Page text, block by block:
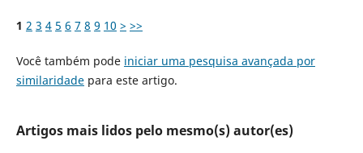
1 2 3 4 5 6 7 8 9 10 > >>
Você também pode iniciar uma pesquisa avançada por
similaridadepara este artigo.
Artigos mais lidos pelo mesmo(s) autor(es)